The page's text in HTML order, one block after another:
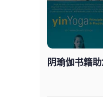
阴瑜伽书籍